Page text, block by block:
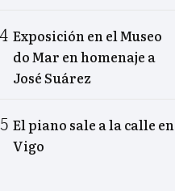
Exposición en el Museo
do Mar en homenaje a
José Suárez
El piano sale a la calle en
Vigo